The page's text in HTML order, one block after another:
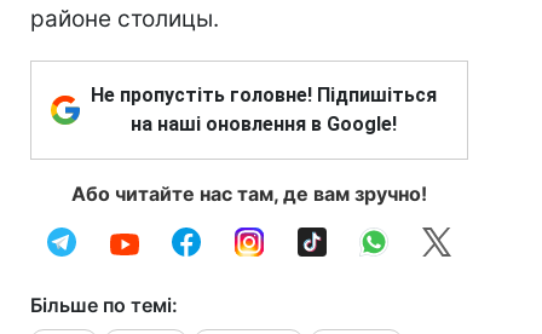
районе столицы.
Не пропустіть головне! Підпишіться
на наші оновлення в Google!
Або читайте нас там, де вам зручно!
Більше по темі: